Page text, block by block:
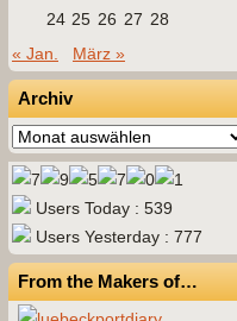
24 25 26 27 28
« Jan.
März »
Archiv
Archiv
Users Today : 539
Users Yesterday : 777
From the Makers of…